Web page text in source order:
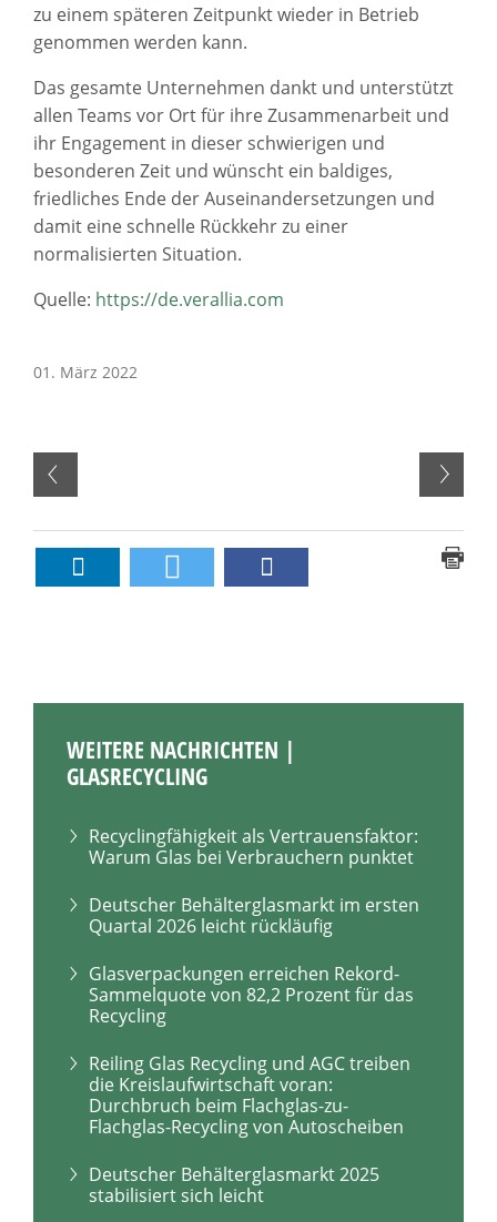
zu einem späteren Zeitpunkt wieder in Betrieb
genommen werden kann.
Das gesamte Unternehmen dankt und unterstützt
allen Teams vor Ort für ihre Zusammenarbeit und
ihr Engagement in dieser schwierigen und
besonderen Zeit und wünscht ein baldiges,
friedliches Ende der Auseinandersetzungen und
damit eine schnelle Rückkehr zu einer
normalisierten Situation.
Quelle: https://de.verallia.com
01. März 2022
WEITERE NACHRICHTEN |
GLASRECYCLING
Recyclingfähigkeit als Vertrauensfaktor:
Warum Glas bei Verbrauchern punktet
Deutscher Behälterglasmarkt im ersten
Quartal 2026 leicht rückläufig
Glasverpackungen erreichen Rekord-
Sammelquote von 82,2 Prozent für das
Recycling
Reiling Glas Recycling und AGC treiben
die Kreislaufwirtschaft voran:
Durchbruch beim Flachglas-zu-
Flachglas-Recycling von Autoscheiben
Deutscher Behälterglasmarkt 2025
stabilisiert sich leicht